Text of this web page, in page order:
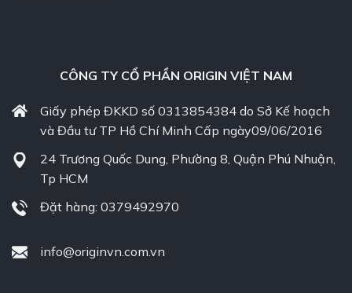
CÔNG TY CỔ PHẦN ORIGIN VIỆT NAM
Giấy phép ĐKKD số 0313854384 do Sở Kế hoạch
và Đầu tư TP Hồ Chí Minh Cấp ngày09/06/2016
24 Trương Quốc Dung, Phường 8, Quận Phú Nhuận,
Tp HCM
Đặt hàng: 0379492970
info@originvn.com.vn